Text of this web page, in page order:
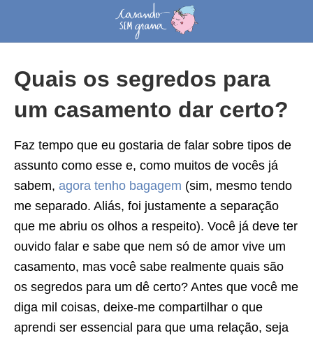
Quais os segredos para
um casamento dar certo?
Faz tempo que eu gostaria de falar sobre tipos de
assunto como esse e, como muitos de vocês já
sabem, agora tenho bagagem (sim, mesmo tendo
me separado. Aliás, foi justamente a separação
que me abriu os olhos a respeito). Você já deve ter
ouvido falar e sabe que nem só de amor vive um
casamento, mas você sabe realmente quais são
os segredos para um dê certo? Antes que você me
diga mil coisas, deixe-me compartilhar o que
aprendi ser essencial para que uma relação, seja